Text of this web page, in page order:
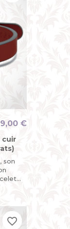
cuir
son
jour :
€
favorite_border
favorite_border
favorite_border